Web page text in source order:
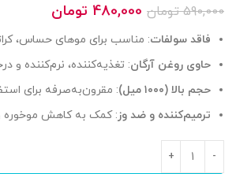
590,000 تومان قیمت
590,000 تومان
بود.
480,000 تومان
است.
فاقد سولفات: مناسب برای موهای حساس،
حاوی روغن آرگان: تغذیه‌کننده، نرم‌کننده و
حجم بالا (۱۰۰۰ میل)
: مقرون‌به‌صرفه برای
ترمیم‌کننده و ضد وز: کمک به کاهش موخوره